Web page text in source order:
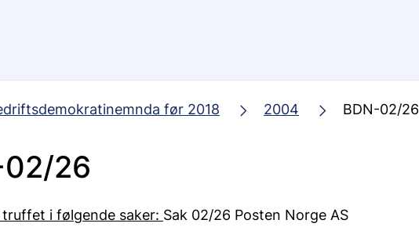
før 2018 2004 BDN-02/26
02/26
i følgende saker: Sak 02/26 Posten Norge AS